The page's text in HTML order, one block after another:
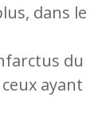
dans le
du
ayant